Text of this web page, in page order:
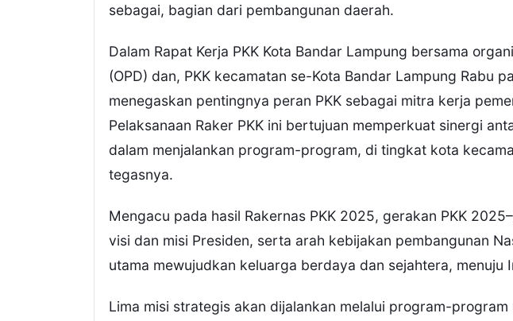
sebagai, bagian dari pembangunan daerah.
Dalam Rapat Kerja PKK Kota Bandar Lampung bersama
(OPD) dan, PKK kecamatan se-Kota Bandar Lampung Rabu
menegaskan pentingnya peran PKK sebagai mitra kerja
Pelaksanaan Raker PKK ini bertujuan memperkuat sinergi
dalam menjalankan program-program, di tingkat kota
tegasnya.
Mengacu pada hasil Rakernas PKK 2025, gerakan PKK
visi dan misi Presiden, serta arah kebijakan pembangunan
utama mewujudkan keluarga berdaya dan sejahtera, menuju
Lima misi strategis akan dijalankan melalui program-